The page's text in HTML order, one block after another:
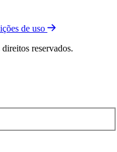
de uso
reservados.